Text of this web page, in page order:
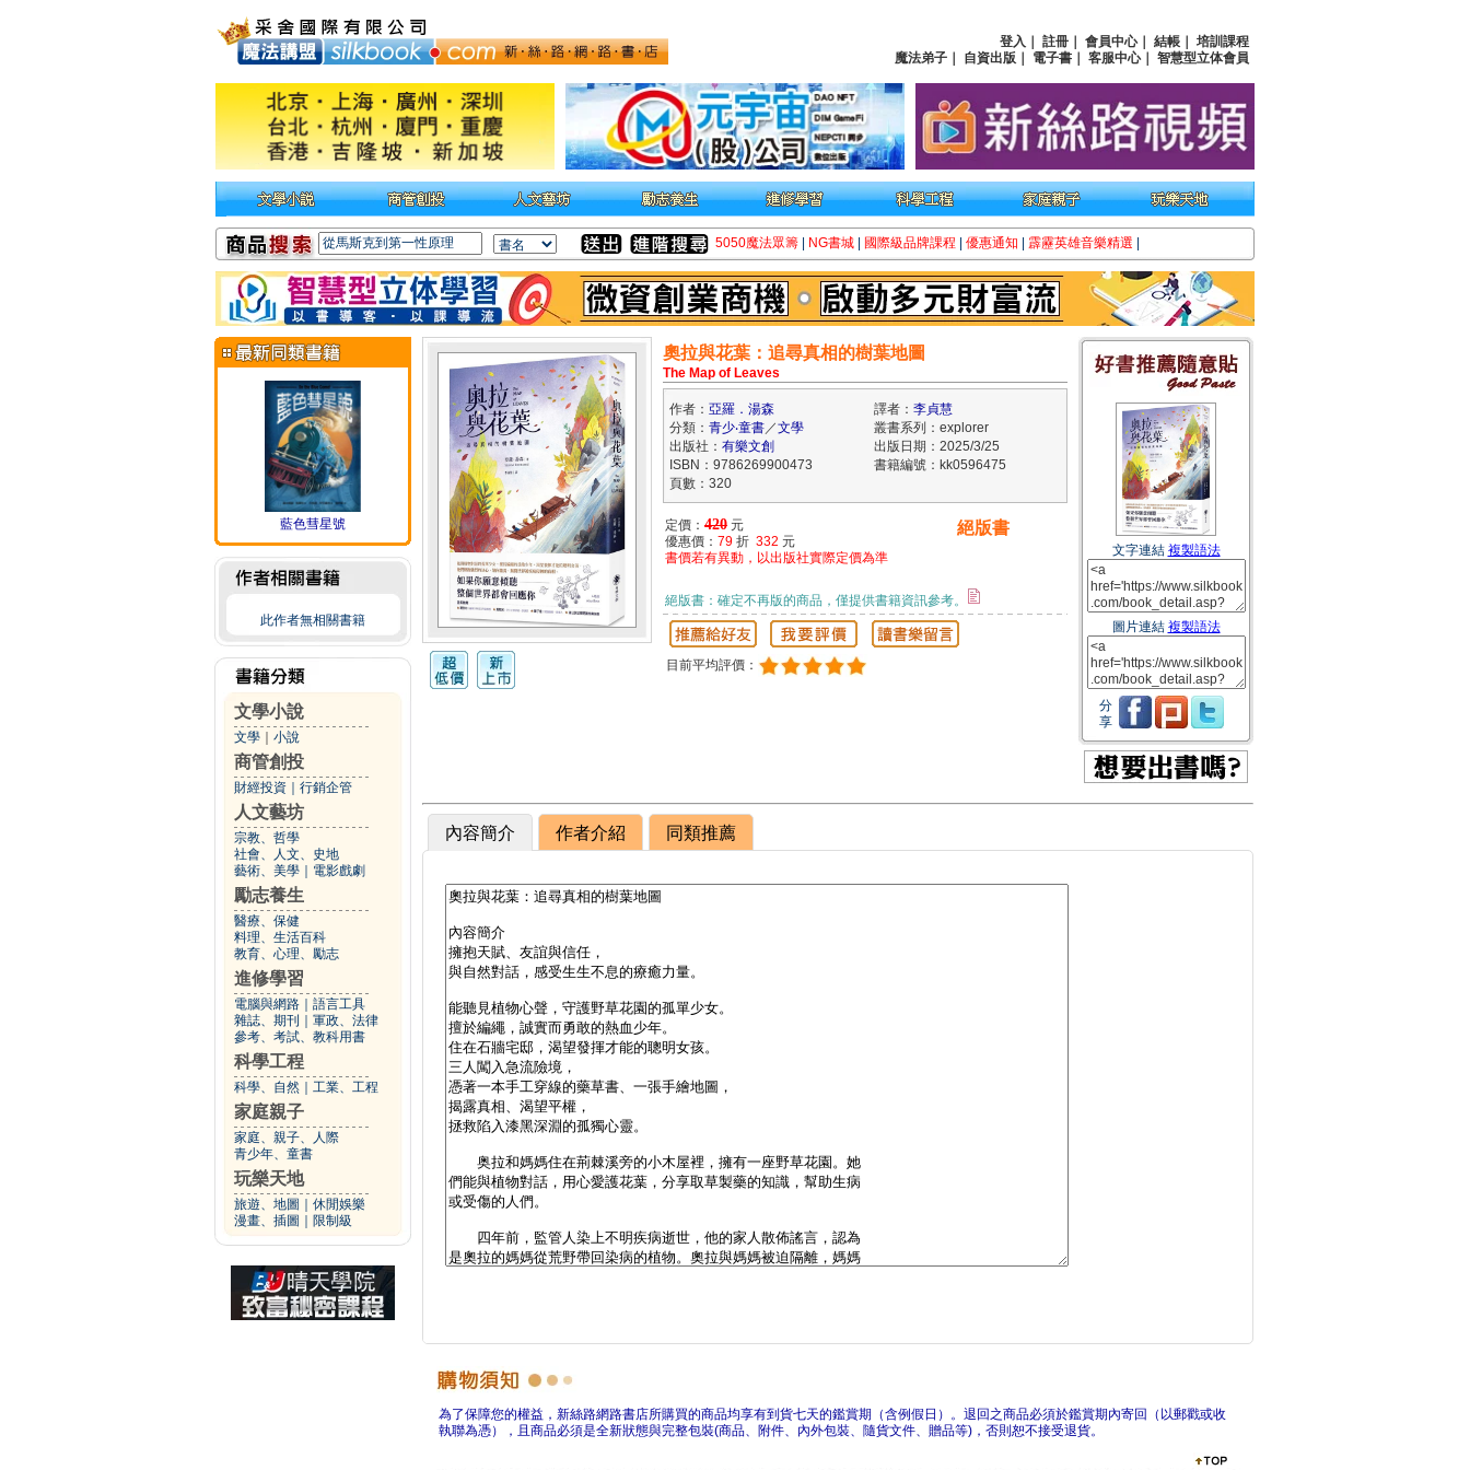
登入 註冊 會員中心｜ 結帳
培訓課程
魔法弟子
自資出版 電子書 客服中心｜ 智慧型立体會員
5050魔法眾籌 NG書城 國際級品牌課程 優惠通知 霹靂英雄音樂精選
藍色彗星號
此作者無相關書籍
文學小說
文學 小說
商管創投
財經投資 行銷企管
人文藝坊
宗教、哲學
社會、人文、史地
藝術、美學
電影戲劇
勵志養生
醫療、保健
料理、生活百科
教育、心理、勵志
進修學習
電腦與網路
語言工具
雜誌、期刊
軍政、法律
參考、考試、教科用書
科學工程
科學、自然 工業、工程
家庭親子
家庭、親子、人際
青少年、童書
玩樂天地
旅遊、地圖
休閒娛樂
漫畫、插圖
限制級
奧拉與花葉：追尋真相的樹葉地圖
The Map of Leaves
作者： 亞羅．湯森 譯者： 李貞慧
分類： 青少‧童書／文學
叢書系列：explorer
出版社： 有樂文創
出版日期：2025/3/25
ISBN：9786269900473
書籍編號：kk0596475
頁數：320
定價： 420 元
優惠價： 79 折 332 元
書價若有異動，以出版社實際定價為準
絕版書
絕版書：確定不再版的商品，僅提供書籍資訊參考。
目前平均評價：
文字連結 複製語法
圖片連結 複製語法
分
享
內容簡介 作者介紹 同類推薦
為了保障您的權益，新絲路網路書店所購買的商品均享有到貨七天的鑑賞期（含例假日）。退回之商品必須於鑑賞期內寄回（以郵戳或收
執聯為憑），且商品必須是全新狀態與完整包裝(商品、附件、內外包裝、隨貨文件、贈品等)，否則恕不接受退貨。